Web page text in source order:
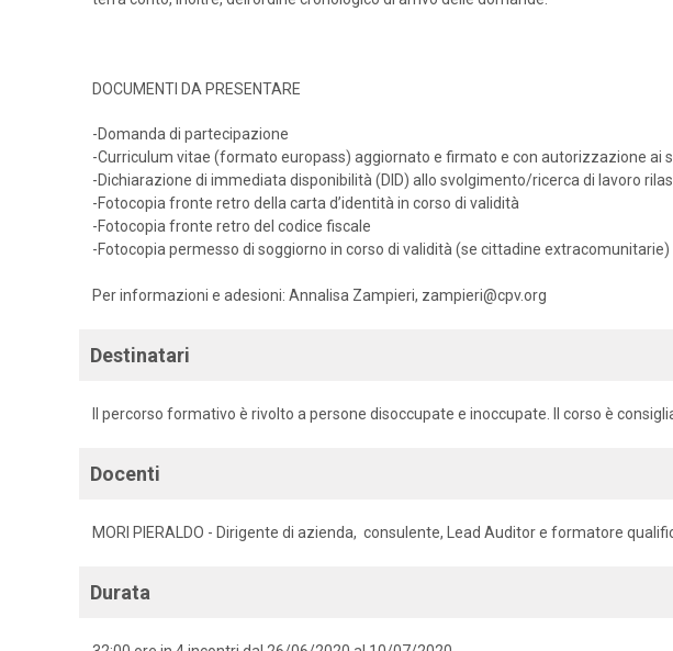
DOCUMENTI DA PRESENTARE
-Domanda di partecipazione
-Curriculum vitae (formato europass) aggiornato e firmato e con autorizzazione ai
-Dichiarazione di immediata disponibilità (DID) allo svolgimento/ricerca di lavoro
-Fotocopia fronte retro della carta d’identità in corso di validità
-Fotocopia fronte retro del codice fiscale
-Fotocopia permesso di soggiorno in corso di validità (se cittadine extracomunitarie)
Per informazioni e adesioni: Annalisa Zampieri, zampieri@cpv.org
Destinatari
Il percorso formativo è rivolto a persone disoccupate e inoccupate. Il corso è
Docenti
MORI PIERALDO - Dirigente di azienda, consulente, Lead Auditor e formatore
Durata